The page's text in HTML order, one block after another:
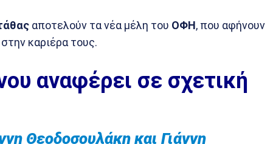
αποτελούν τα νέα μέλη του ΟΦΗ, που αφήνουν
καριέρα τους.
αναφέρει σε σχετική
Θεοδοσουλάκη και Γιάννη